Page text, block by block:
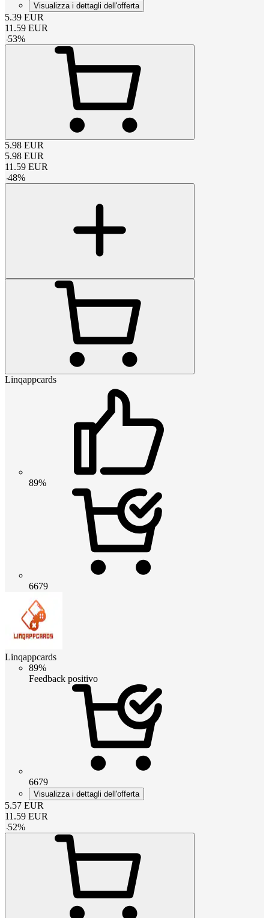
Visualizza i dettagli dell'offerta
5.39 EUR
11.59 EUR
-53%
5.98 EUR
5.98 EUR
11.59 EUR
-48%
Linqappcards
89%
6679
Linqappcards
89%
Feedback positivo
6679
Visualizza i dettagli dell'offerta
5.57 EUR
11.59 EUR
-52%